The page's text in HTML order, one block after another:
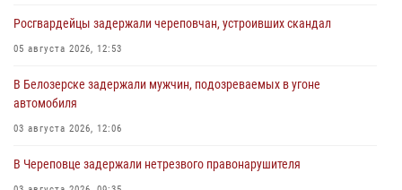
Росгвардейцы задержали череповчан, устроивших скандал
05 августа 2026, 12:53
В Белозерске задержали мужчин, подозреваемых в угоне
автомобиля
03 августа 2026, 12:06
В Череповце задержали нетрезвого правонарушителя